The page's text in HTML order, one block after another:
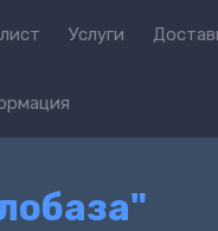
Услуги